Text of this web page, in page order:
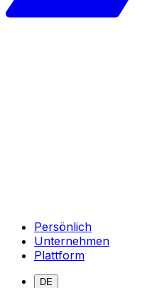
Persönlich
Unternehmen
Plattform
DE